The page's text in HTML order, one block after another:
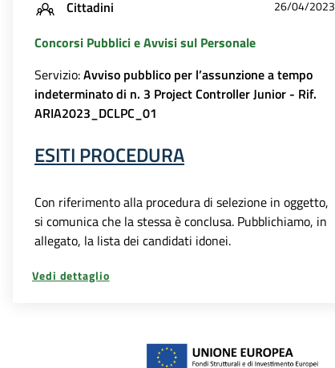
Cittadini 26/04/2023
Concorsi Pubblici e Avvisi sul Personale
Servizio:Avviso pubblico per l’assunzione a tempo
indeterminato di n. 3 Project Controller Junior - Rif.
ARIA2023_DCLPC_01
ESITI PROCEDURA
Con riferimento alla procedura di selezione in oggetto,
si comunica che la stessa è conclusa. Pubblichiamo, in
allegato, la lista dei candidati idonei.
Vedi dettaglio